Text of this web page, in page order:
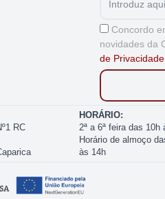
Aceitação
Concordo
novidades da
de Privacidade
RC
HORÁRIO:
2ª a 6ª feira das 10h
Horário de almoço
às 14h